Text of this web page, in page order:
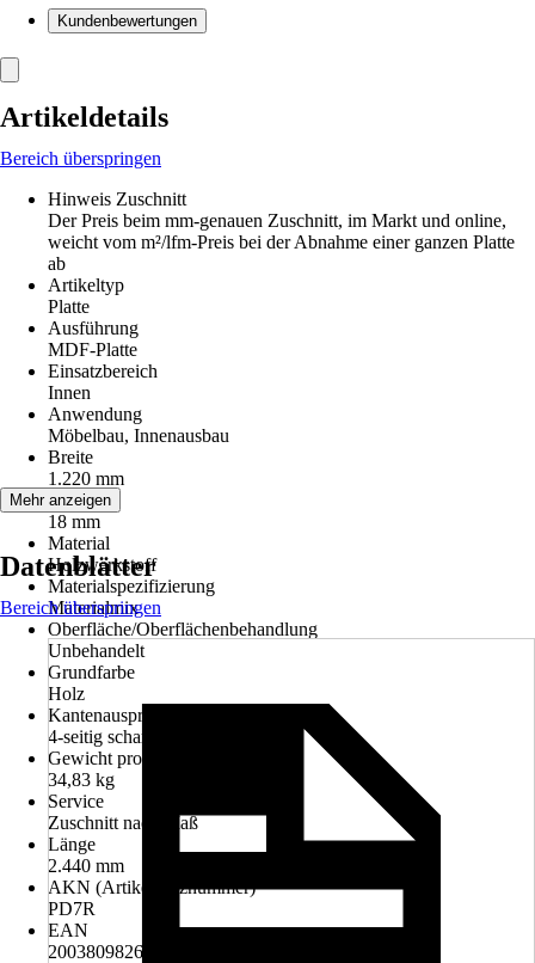
Kundenbewertungen
Artikeldetails
Bereich überspringen
Hinweis Zuschnitt
Der Preis beim mm-genauen Zuschnitt, im Markt und online,
weicht vom m²/lfm-Preis bei der Abnahme einer ganzen Platte
ab
Artikeltyp
Platte
Ausführung
MDF-Platte
Einsatzbereich
Innen
Anwendung
Möbelbau, Innenausbau
Breite
1.220 mm
Stärke
18 mm
Material
Holzwerkstoff
Materialspezifizierung
Materialmix
Oberfläche/Oberflächenbehandlung
Unbehandelt
Grundfarbe
Holz
Kantenausprägung
4-seitig scharfe Kante
Gewicht pro Stück
34,83 kg
Service
Zuschnitt nach Maß
Länge
2.440 mm
AKN (Artikelkurznummer)
PD7R
EAN
2003809826008, 4005985211102
Mehr anzeigen
Datenblätter
Bereich überspringen